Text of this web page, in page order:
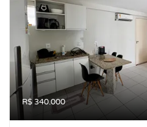
R$ 340.000